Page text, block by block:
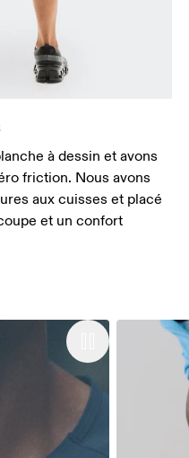
à dessin et avons
friction. Nous avons
aux cuisses et placé
et un confort